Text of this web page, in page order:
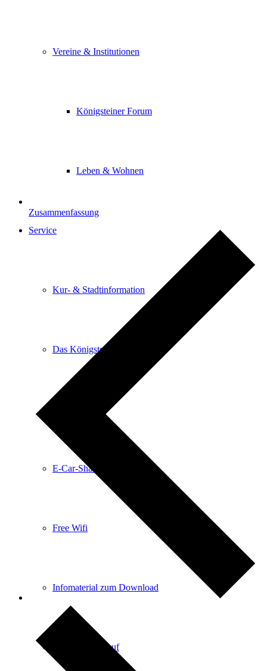
Vereine & Institutionen
Königsteiner Forum
Leben & Wohnen
Service
Kur- & Stadtinformation
Das Königsteiner Lädchen
E-Car-Sharing
Free Wifi
Infomaterial zum Download
Kartenvorverkauf
Zusammenfassung